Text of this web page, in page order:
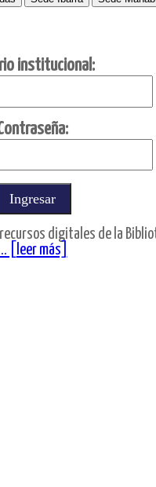
institucional:
ontraseña:
digitales de la
[leer más]